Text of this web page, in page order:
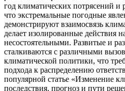
год климатических потрясений и
что экстремальные погодные
демонстрируют взаимосвязь
делает изолированные действия
несостоятельными. Развитые и
сталкиваются с различными
климатической политики, что
подхода к распределению
популярной статье «Изменение
последствия, прогноз и пути